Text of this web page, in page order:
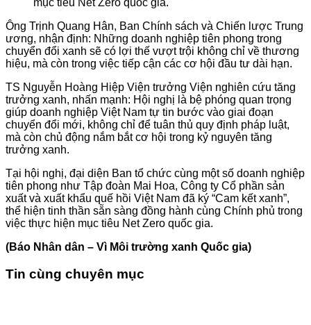
Ông Trịnh Quang Hân, Ban Chính sách và Chiến lược Trung
ương, nhận định: Những doanh nghiệp tiên phong trong
chuyển đổi xanh sẽ có lợi thế vượt trội không chỉ về thương
hiệu, mà còn trong việc tiếp cận các cơ hội đầu tư dài hạn.
TS Nguyễn Hoàng Hiệp Viện trưởng Viện nghiên cứu tăng
trưởng xanh, nhấn mạnh: Hội nghị là bệ phóng quan trọng
giúp doanh nghiệp Việt Nam tự tin bước vào giai đoạn
chuyển đổi mới, không chỉ để tuân thủ quy định pháp luật,
mà còn chủ động nắm bắt cơ hội trong kỷ nguyên tăng
trưởng xanh.
Tại hội nghị, đại diện Ban tổ chức cùng một số doanh nghiệp
tiên phong như Tập đoàn Mai Hoa, Công ty Cổ phần sản
xuất và xuất khẩu quế hồi Việt Nam đã ký “Cam kết xanh”,
thể hiện tinh thần sẵn sàng đồng hành cùng Chính phủ trong
việc thực hiện mục tiêu Net Zero quốc gia.
(Báo Nhân dân – Vì Môi trường xanh Quốc gia)
Tin cùng chuyên mục